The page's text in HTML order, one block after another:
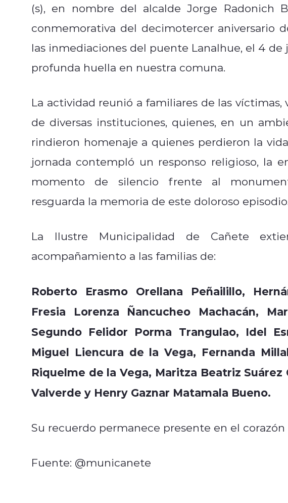
(s), en nombre del alcalde Jorge Radonich
conmemorativa del decimotercer aniversario
las inmediaciones del puente Lanalhue, el 4 de
profunda huella en nuestra comuna.
La actividad reunió a familiares de las víctimas,
de diversas instituciones, quienes, en un
rindieron homenaje a quienes perdieron la
jornada contempló un responso religioso, la
momento de silencio frente al
resguarda la memoria de este doloroso
La Ilustre Municipalidad de Cañete
acompañamiento a las familias de:
Roberto Erasmo Orellana Peñailillo,
Fresia Lorenza Ñancucheo Machacán,
Segundo Felidor Porma Trangulao, Idel
Miguel Liencura de la Vega, Fernanda
Riquelme de la Vega, Maritza Beatriz
Valverde y Henry Gaznar Matamala Bueno.
Su recuerdo permanece presente en el corazón
Fuente: @municanete